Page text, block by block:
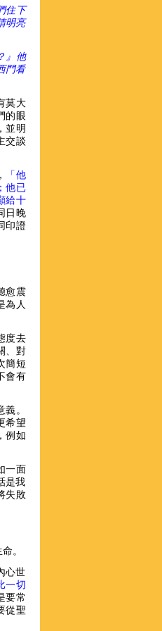
住下
明亮
』他
門看
莫大
的眼
並明
交談
「他
他已
給十
日晚
印證
愈震
為人
度去
、對
簡短
會有
。
希望
例如
一面
是我
失敗
。
心世
一切
要常
從聖